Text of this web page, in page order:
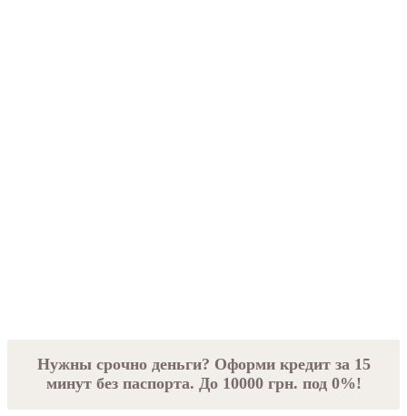
Нужны срочно деньги? Оформи кредит за 15
минут без паспорта. До 10000 грн. под 0%!